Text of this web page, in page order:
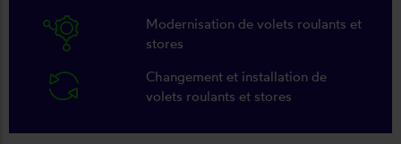
Modernisation de volets roulants et
stores
Changement et installation de
volets roulants et stores